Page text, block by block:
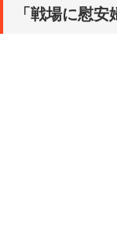
「戦場に慰